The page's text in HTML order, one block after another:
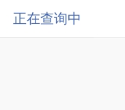
正在查询中